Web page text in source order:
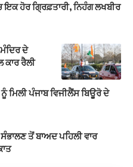
ਇਕ ਹੋਰ ਗ੍ਰਿਫ਼ਤਾਰੀ, ਨਿਹੰਗ ਲਖਬੀਰ
ਦੇ
ਕਾਰ ਰੈਲੀ
ਮਿਲੀ ਪੰਜਾਬ ਵਿਜੀਲੈਂਸ ਬਿਊਰੋ ਦੇ
ਤੋਂ ਬਾਅਦ ਪਹਿਲੀ ਵਾਰ